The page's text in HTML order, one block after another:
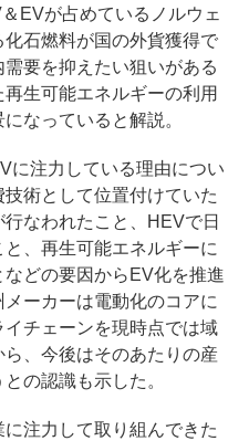
EVが占めているノルウェ
石燃料が国の外貨獲得で
要を抑えたい狙いがある
生可能エネルギーの利用
なっていると解説。
注力している理由につい
術として位置付けていた
なわれたこと、HEVで日
、再生可能エネルギーに
どの要因からEV化を推進
ーカーは電動化のコアに
チェーンを現時点では域
、今後はそのあたりの産
の認識も示した。
注力して取り組んできた